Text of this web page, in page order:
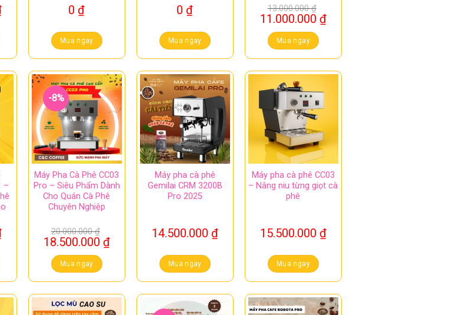
0 ₫
Mua ngay
0 ₫
Mua ngay
13.000.000₫
Giá
gốc
là:
13.000.000 ₫.
11.000.000 ₫Giá
Mua ngay
–
-8%
Máy Pha Cà Phê CC03
Pro – Siêu Phẩm Dành
Cho Quán Cà Phê
Chuyên Nghiệp
20.000.000₫
Giá
gốc
là:
20.000.000 ₫.
18.500.000 ₫Giá
Mua ngay
Máy pha cà phê
Gemilai CRM 3200B
Pro 2025
14.500.000 ₫
Mua ngay
Máy pha cà phê CC03
– Nâng niu từng giọt cà
phê
15.500.000 ₫
Mua ngay